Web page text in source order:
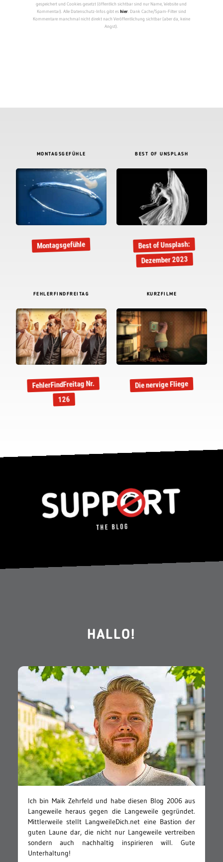
gespeichert und Cookies gesetzt (öffentlich sichtbar sind nur Name, Website und
Kommentar). Alle Datenschutz-Infos gibt eshier. Dank Cache/Spam-Filter sind
Kommentare manchmal nicht direkt nach Veröffentlichung sichtbar (aber da, keine
Angst).
MONTAGSGEFÜHLE
Montagsgefühle
BEST OF UNSPLASH
Best of Unsplash:
Dezember 2023
FEHLERFINDFREITAG
FehlerFindFreitag Nr.
126
KURZFILME
Die nervige Fliege
HALLO!
Ich bin Maik Zehrfeld und habe diesen Blog 2006 aus
Langeweile heraus gegen die Langeweile gegründet.
Mittlerweile stellt LangweileDich.net eine Bastion der
guten Laune dar, die nicht nur Langeweile vertreiben
sondern auch nachhaltig inspirieren will. Gute
Unterhaltung!